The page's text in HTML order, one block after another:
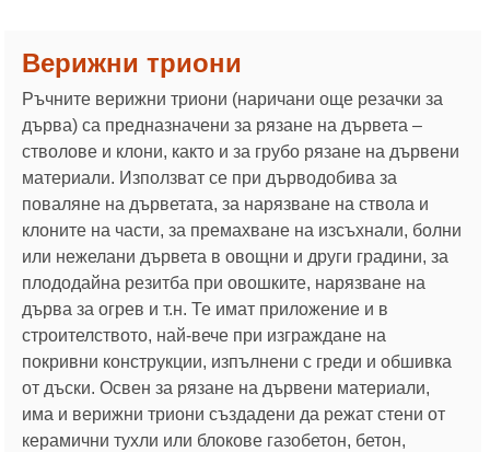
Верижни триони
Ръчните верижни триони (наричани още резачки за
дърва) са предназначени за рязане на дървета –
стволове и клони, както и за грубо рязане на дървени
материали. Използват се при дърводобива за
поваляне на дърветата, за нарязване на ствола и
клоните на части, за премахване на изсъхнали, болни
или нежелани дървета в овощни и други градини, за
плододайна резитба при овошките, нарязване на
дърва за огрев и т.н. Те имат приложение и в
строителството, най-вече при изграждане на
покривни конструкции, изпълнени с греди и обшивка
от дъски. Освен за рязане на дървени материали,
има и верижни триони създадени да режат стени от
керамични тухли или блокове газобетон, бетон,